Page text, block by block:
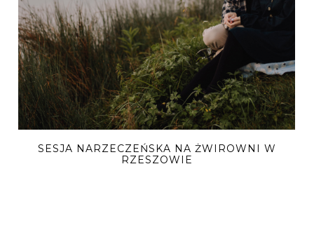
SESJA NARZECZEŃSKA NA ŻWIROWNI W
RZESZOWIE